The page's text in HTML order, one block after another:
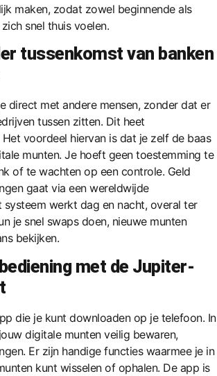
maken, zodat zowel beginnende als
snel thuis voelen.
tussenkomst van banken
direct met andere mensen, zonder dat er
tussen zitten. Dit heet
Het voordeel hiervan is dat je zelf de baas
munten. Je hoeft geen toestemming te
of te wachten op een controle. Geld
gaat via een wereldwijde
werkt dag en nacht, overal ter
je snel swaps doen, nieuwe munten
bekijken.
met de Jupiter-
die je kunt downloaden op je telefoon. In
digitale munten veilig bewaren,
Er zijn handige functies waarmee je in
kunt wisselen of ophalen. De app is